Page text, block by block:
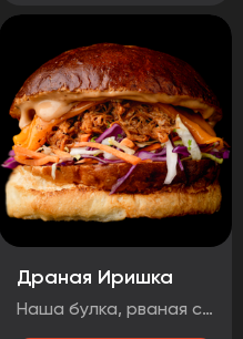
Драная Иришка
Наша булка, рваная свинина, салат Коул Слоу, сыр чеддер, соус барбекю.